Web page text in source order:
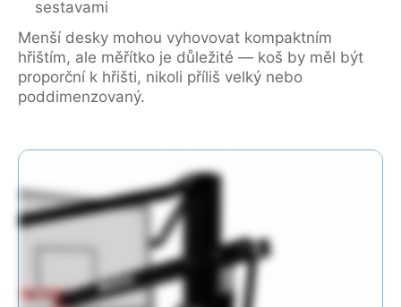
sestavami
Menší desky mohou vyhovovat kompaktním
hřištím, ale měřítko je důležité — koš by měl být
proporční k hřišti, nikoli příliš velký nebo
poddimenzovaný.